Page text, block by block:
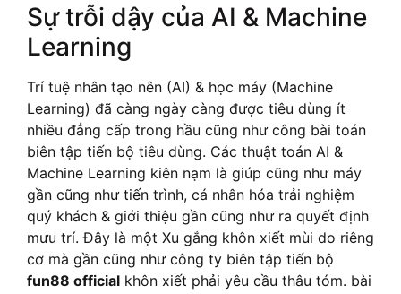
Sự trỗi dậy của AI & Machine
Learning
Trí tuệ nhân tạo nên (AI) & học máy (Machine
Learning) đã càng ngày càng được tiêu dùng ít
nhiều đẳng cấp trong hầu cũng như công bài toán
biên tập tiến bộ tiêu dùng. Các thuật toán AI &
Machine Learning kiên nạm là giúp cũng như máy
gần cũng như tiến trình, cá nhân hóa trải nghiệm
quý khách & giới thiệu gần cũng như ra quyết định
mưu trí. Đây là một Xu gắng khôn xiết mùi do riêng
cơ mà gần cũng như công ty biên tập tiến bộ
fun88 official khôn xiết phải yêu cầu thâu tóm. bài